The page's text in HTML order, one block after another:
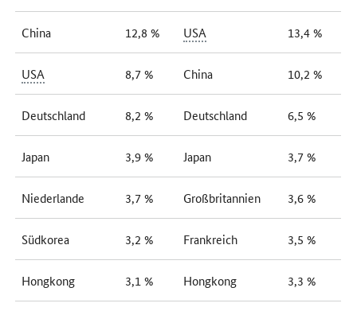
China 12,8 % USA 13,4 %
USA 8,7 % China 10,2 %
Deutschland 8,2 % Deutschland 6,5 %
Japan 3,9 % Japan 3,7 %
Niederlande 3,7 % Großbritannien 3,6 %
Südkorea 3,2 % Frankreich 3,5 %
Hongkong 3,1 % Hongkong 3,3 %